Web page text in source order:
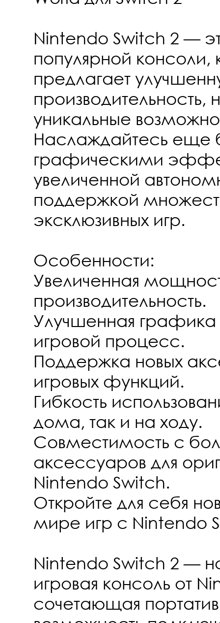
Nintendo Switch 2 —
популярной консоли,
предлагает
производительность,
уникальные
Наслаждайтесь еще
графическими
увеличенной
поддержкой
эксклюзивных игр.
Особенности:
Увеличенная
производительность.
Улучшенная графика
игровой процесс.
Поддержка новых
игровых функций.
Гибкость
дома, так и на ходу.
Совместимость с
аксессуаров для
Nintendo Switch.
Откройте для себя
мире игр с Nintendo
Nintendo Switch 2 —
игровая консоль от
сочетающая